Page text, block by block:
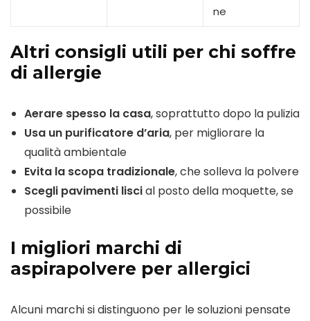
ne
Altri consigli utili per chi soffre
di allergie
Aerare spesso la casa, soprattutto dopo la pulizia
Usa un purificatore d’aria, per migliorare la
qualità ambientale
Evita la scopa tradizionale, che solleva la polvere
Scegli pavimenti liscial posto della moquette, se
possibile
I migliori marchi di
aspirapolvere per allergici
Alcuni marchi si distinguono per le soluzioni pensate